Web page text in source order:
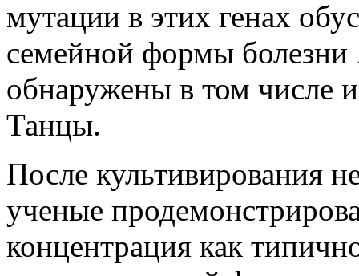
мутации в этих генах
семейной формы
обнаружены в том числе
Танцы.
После культивирования
ученые
концентрация как